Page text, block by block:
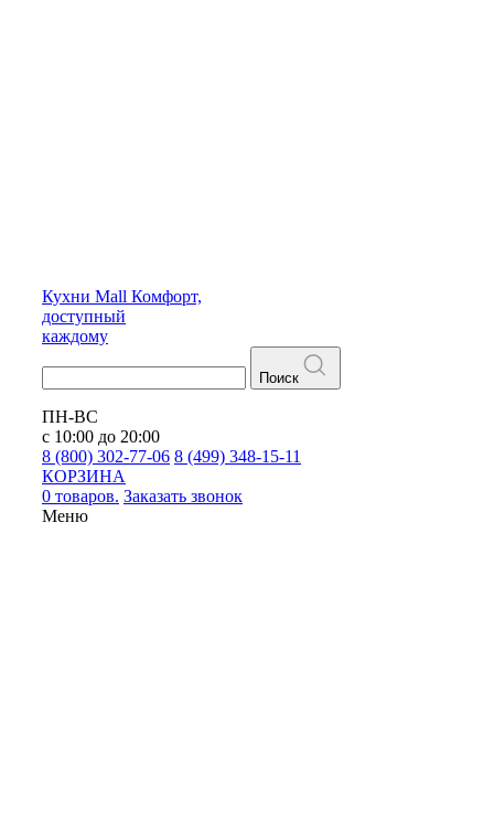
Кухни Mall Комфорт,
доступный
каждому
Поиск
ПН-ВС
с 10:00 до 20:00
8 (800) 302-77-06 8 (499) 348-15-11
КОРЗИНА
0 товаров. Заказать звонок
Меню